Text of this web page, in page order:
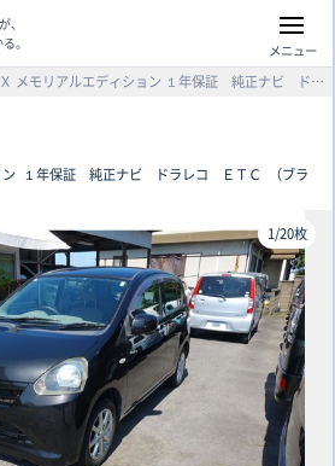
、
。
メニュー
メモリアルエディション １年保証 純正ナビ ドラレコ ＥＴＣ （ブラックマイカメタリック）
１年保証 純正ナビ ドラレコ ＥＴＣ
（ブラ
1/20枚